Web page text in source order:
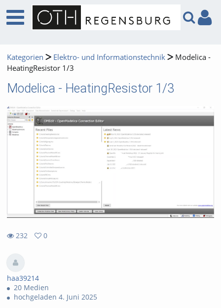
Kategorien Elektro- und Informationstechnik
Modelica -
HeatingResistor 1/3
Modelica - HeatingResistor 1/3
232
views
0
favorites
haa39214
20 Medien
hochgeladen 4. Juni 2025